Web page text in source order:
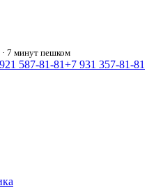
· 7 минут пешком
587‑81‑81+7 931 357‑81‑81